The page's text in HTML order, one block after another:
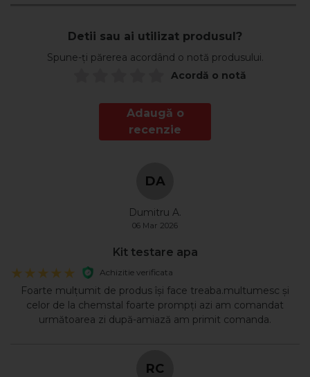
Detii sau ai utilizat produsul?
Spune-ți părerea acordând o notă produsului.
Acordă o notă
Adaugă o
recenzie
DA
Dumitru A.
06 Mar 2026
Kit testare apa
Achizitie verificata
Foarte mulțumit de produs își face treaba.multumesc și
celor de la chemstal foarte prompți azi am comandat
următoarea zi după-amiază am primit comanda.
RC